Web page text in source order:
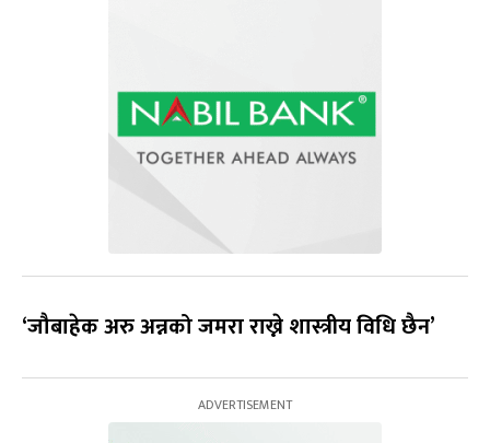
‘जौबाहेक अरु अन्नको जमरा राख्ने शास्त्रीय विधि छैन’